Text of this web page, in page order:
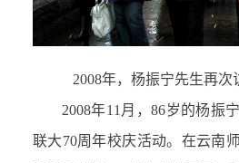
2008年，杨振宁先生再次
2008年11月，86岁的杨振
联大70周年校庆活动。在云南